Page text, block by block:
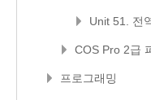
Unit 51. 전
COS Pro 2급
프로그래밍